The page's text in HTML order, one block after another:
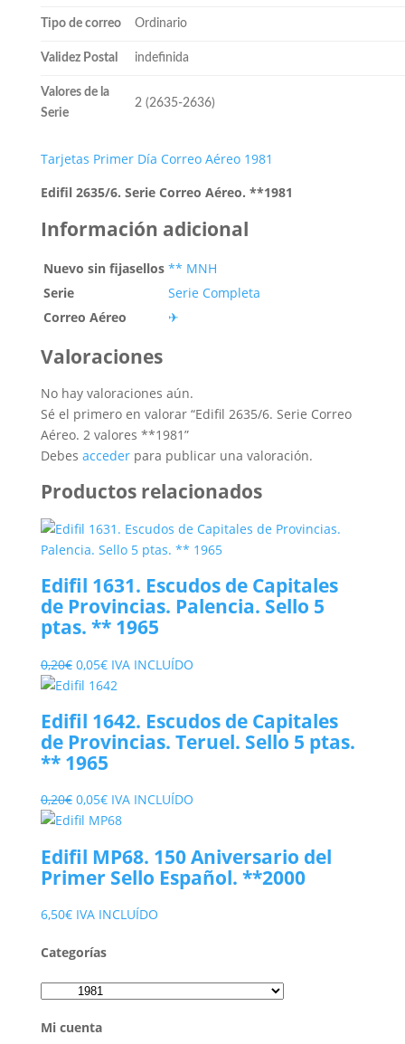
Tipo de correo Ordinario
Validez Postal indefinida
Valores de la
Serie
2 (2635-2636)
Tarjetas Primer Día Correo Aéreo 1981
Edifil 2635/6. Serie Correo Aéreo. **1981
Información adicional
Nuevo sin fijasellos ** MNH
Serie
Serie Completa
Correo Aéreo
✈
Valoraciones
No hay valoraciones aún.
Sé el primero en valorar “Edifil 2635/6. Serie Correo
Aéreo. 2 valores **1981”
Debes accederpara publicar una valoración.
Productos relacionados
Edifil 1631. Escudos de Capitales
de Provincias. Palencia. Sello 5
ptas. ** 1965
0,20€ El
precio
era:
0,20€.
0,05€El
precio
es:
0,05€.
IVA INCLUÍDO
Edifil 1642. Escudos de Capitales
de Provincias. Teruel. Sello 5 ptas.
** 1965
0,20€ El
precio
era:
0,20€.
0,05€El
precio
es:
0,05€.
IVA INCLUÍDO
Edifil MP68. 150 Aniversario del
Primer Sello Español. **2000
6,50€ IVA INCLUÍDO
Categorías
Mi cuenta